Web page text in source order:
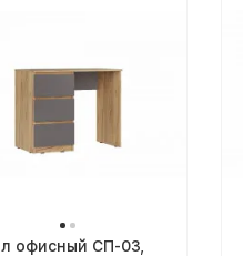
офисный СП-03,